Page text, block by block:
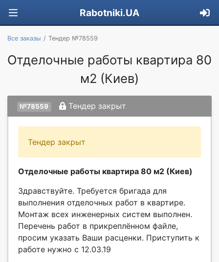
Rabotniki.UA
Все заказы Тендер №78559
Отделочные работы квартира 80
м2 (Киев)
№78559 Тендер закрыт
Тендер закрыт
Отделочные работы квартира 80 м2 (Киев)
Здравствуйте. Требуется бригада для
выполнения отделочных работ в квартире.
Монтаж всех инженерных систем выполнен.
Перечень работ в прикреплённом файле,
просим указать Ваши расценки. Приступить к
работе нужно с 12.03.19